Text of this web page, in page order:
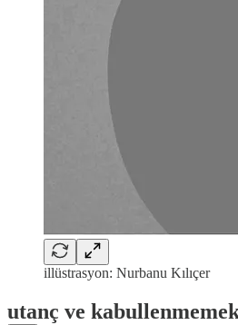
illüstrasyon: Nurbanu Kılıçer
utanç ve